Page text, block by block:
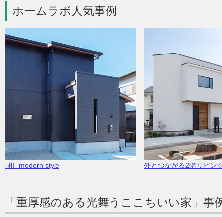
ホームラボ人気事例
-和- modern style 外とつながる2階リビン
「重厚感のある光舞うここちいい家」事